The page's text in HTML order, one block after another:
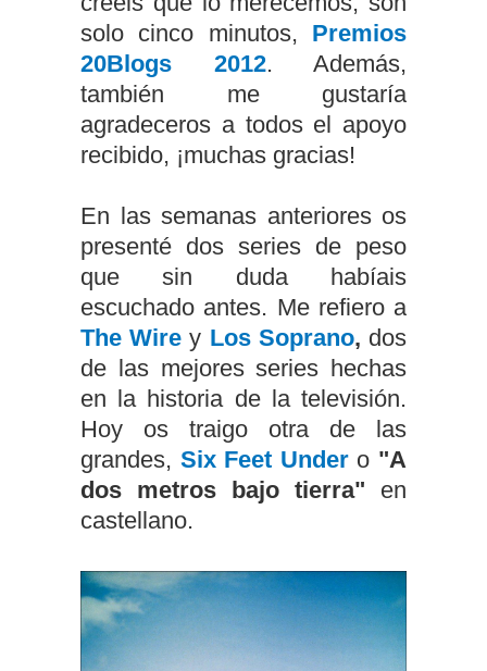
solo cinco minutos, Premios
20Blogs 2012. Además,
también me gustaría
agradeceros a todos el apoyo
recibido, ¡muchas gracias!
En las semanas anteriores os
presenté dos series de peso
que sin duda habíais
escuchado antes. Me refiero a
The Wire y Los Soprano, dos
de las mejores series hechas
en la historia de la televisión.
Hoy os traigo otra de las
grandes, Six Feet Under o "A
dos metros bajo tierra" en
castellano.